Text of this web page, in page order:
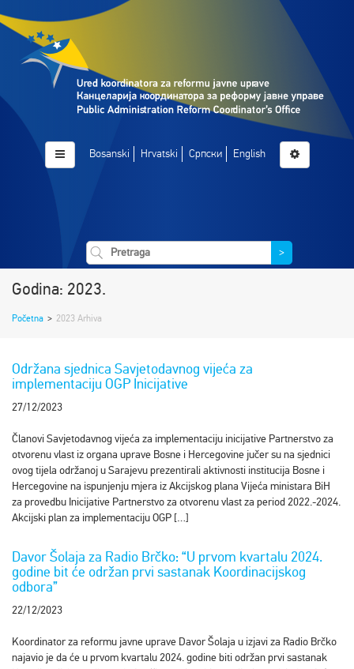
Bosanski Hrvatski Српски English
>
Godina: 2023.
Početna > 2023 Arhiva
Održana sjednica Savjetodavnog vijeća za
implementaciju OGP Inicijative
27/12/2023
Članovi Savjetodavnog vijeća za implementaciju inicijative Partnerstvo za
otvorenu vlast iz organa uprave Bosne i Hercegovine jučer su na sjednici
ovog tijela održanoj u Sarajevu prezentirali aktivnosti institucija Bosne i
Hercegovine na ispunjenju mjera iz Akcijskog plana Vijeća ministara BiH
za provedbu Inicijative Partnerstvo za otvorenu vlast za period 2022.-2024.
Akcijski plan za implementaciju OGP […]
Davor Šolaja za Radio Brčko: “U prvom kvartalu 2024.
godine bit će održan prvi sastanak Koordinacijskog
odbora”
22/12/2023
Koordinator za reformu javne uprave Davor Šolaja u izjavi za Radio Brčko
najavio je da će u prvom kvartalu 2024. godine biti održan prvi sastanak